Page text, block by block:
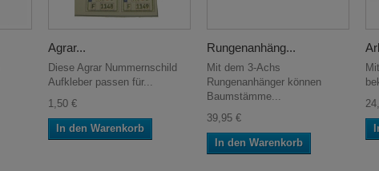
Agrar...
Diese Agrar Nummernschild
Aufkleber passen für...
1,50 €
In den Warenkorb
Rungenanhäng...
Mit dem 3-Achs
Rungenanhänger können
Baumstämme...
39,95 €
In den Warenkorb